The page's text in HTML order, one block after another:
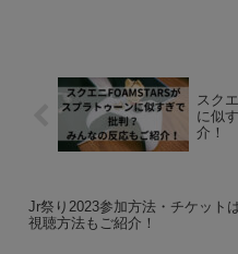
スク
に似
介！
Jr祭り2023参加方法・チケット
視聴方法もご紹介！